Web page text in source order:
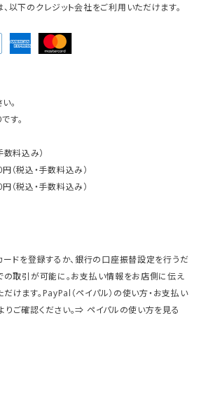
以下のクレジット会社をご利用いただけます。
。
す。
料込み）
税込・手数料込み）
税込・手数料込み）
ードを登録するか、銀行の口座振替設定を行うだ
の取引が可能に。お支払い情報をお店側に伝え
けます。PayPal（ペイパル）の使い方・お支払い
りご確認ください。⇒ ペイパルの使い方を見る